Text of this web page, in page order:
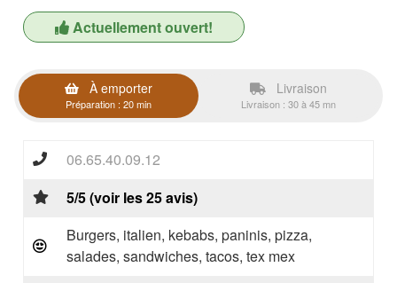
Actuellement ouvert!
À emporter
Préparation : 20 min
Livraison
Livraison : 30 à 45 mn
06.65.40.09.12
5/5 (voir les 25 avis)
Burgers, italien, kebabs, paninis, pizza,
salades, sandwiches, tacos, tex mex